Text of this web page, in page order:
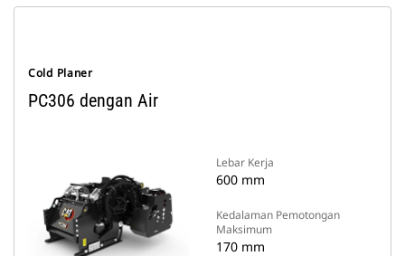
Cold Planer
PC306 dengan Air
Lebar Kerja
600 mm
Kedalaman Pemotongan
Maksimum
170 mm